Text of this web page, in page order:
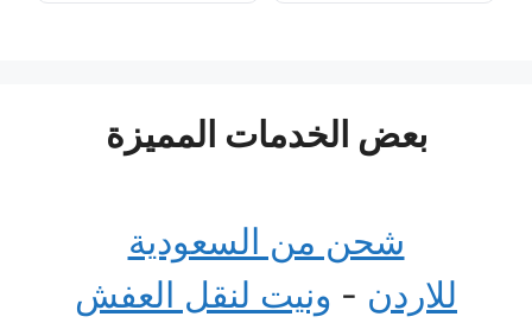
بعض الخدمات المميزة
شحن من السعودية
للاردن - ونيت لنقل العفش